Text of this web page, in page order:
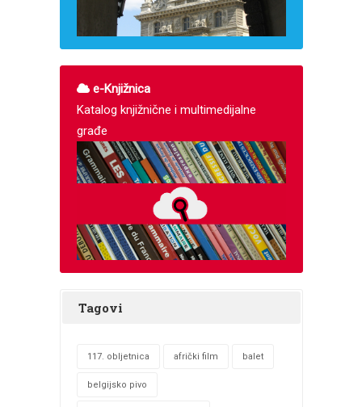
e-Knjižnica
Katalog knjižnične i multimedijalne
građe
Tagovi
117. obljetnica afrički film balet
belgijsko pivo